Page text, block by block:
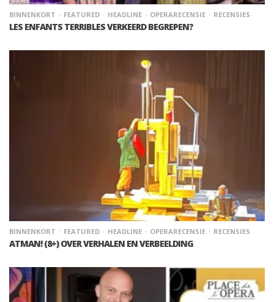
BINNENKORT FEATURED HEADLINE OPERARECENSIE RECENSIES
LES ENFANTS TERRIBLES VERKEERD BEGREPEN?
BINNENKORT FEATURED HEADLINE OPERARECENSIE RECENSIES
ATMAN! (8+) OVER VERHALEN EN VERBEELDING